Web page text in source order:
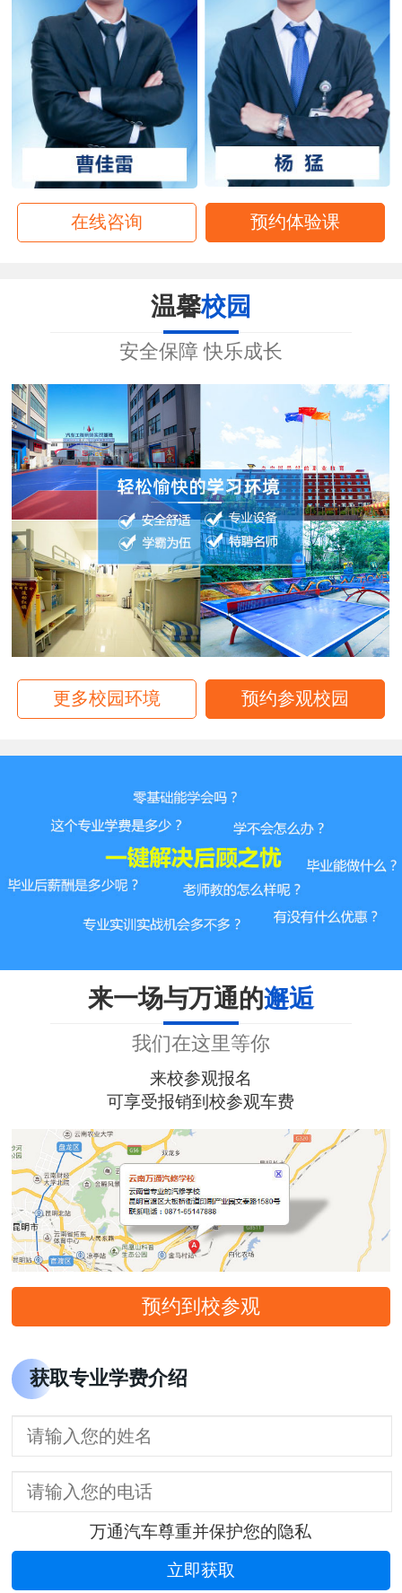
在线咨询 预约体验课
温馨校园
安全保障 快乐成长
更多校园环境 预约参观校园
来一场与万通的邂逅
我们在这里等你
来校参观报名
可享受报销到校参观车费
预约到校参观
获取专业学费介绍
万通汽车尊重并保护您的隐私